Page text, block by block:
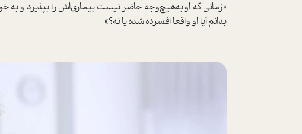
«زمانی که او به‌هیچ‌وجه حاضر نیست بیماری‌اش را بپذیرد و
بدانم آیا او واقعا افسرده شده یا نه؟»